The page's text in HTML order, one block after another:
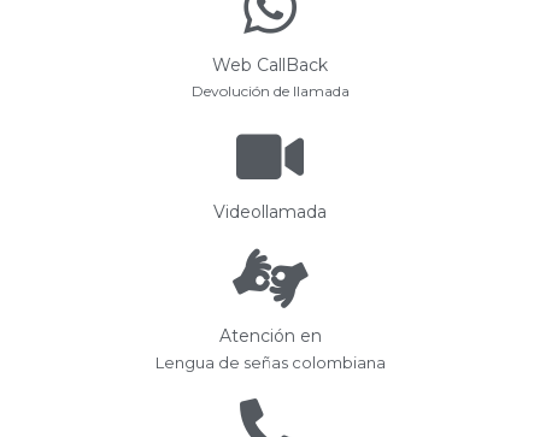
Web CallBack
Devolución de llamada
Videollamada
Atención en
Lengua de señas colombiana